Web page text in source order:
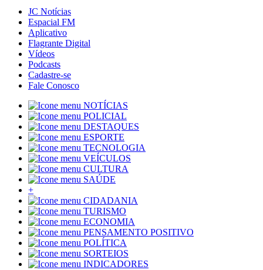
JC Notícias
Espacial FM
Aplicativo
Flagrante Digital
Vídeos
Podcasts
Cadastre-se
Fale Conosco
NOTÍCIAS
POLICIAL
DESTAQUES
ESPORTE
TECNOLOGIA
VEÍCULOS
CULTURA
SAÚDE
+
CIDADANIA
TURISMO
ECONOMIA
PENSAMENTO POSITIVO
POLÍTICA
SORTEIOS
INDICADORES